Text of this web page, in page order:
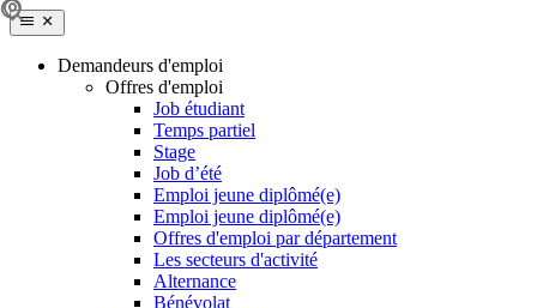
Demandeurs d'emploi
Offres d'emploi
Job étudiant
Temps partiel
Stage
Job d’été
Emploi jeune diplômé(e)
Emploi jeune diplômé(e)
Offres d'emploi par département
Les secteurs d'activité
Alternance
Bénévolat